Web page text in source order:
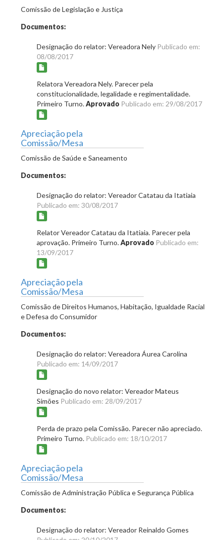
Comissão de Legislação e Justiça
Documentos:
Designação do relator: Vereadora Nely Publicado em:
08/08/2017
Relatora Vereadora Nely. Parecer pela
constitucionalidade, legalidade e regimentalidade.
Primeiro Turno.Aprovado Publicado em: 29/08/2017
Apreciação pela
Comissão/Mesa
Comissão de Saúde e Saneamento
Documentos:
Designação do relator: Vereador Catatau da Itatiaia
Publicado em: 30/08/2017
Relator Vereador Catatau da Itatiaia. Parecer pela
aprovação. Primeiro Turno.Aprovado Publicado em:
13/09/2017
Apreciação pela
Comissão/Mesa
Comissão de Direitos Humanos, Habitação, Igualdade Racial
e Defesa do Consumidor
Documentos:
Designação do relator: Vereadora Áurea Carolina
Publicado em: 14/09/2017
Designação do novo relator: Vereador Mateus
Simões Publicado em: 28/09/2017
Perda de prazo pela Comissão. Parecer não apreciado.
Primeiro Turno. Publicado em: 18/10/2017
Apreciação pela
Comissão/Mesa
Comissão de Administração Pública e Segurança Pública
Documentos:
Designação do relator: Vereador Reinaldo Gomes